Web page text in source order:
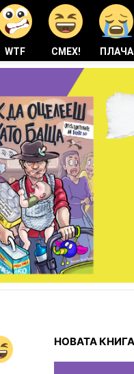
WTF СМЕХ! ПЛАЧА
НОВАТА КНИГА